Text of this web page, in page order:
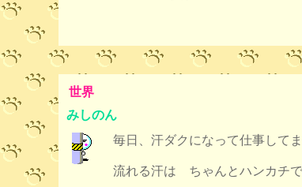
世界
みしのん
毎日、汗ダクになって仕事してま
流れる汗は ちゃんとハンカチで